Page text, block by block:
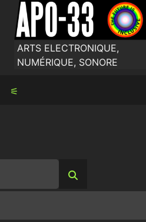
ARTS ELECTRONIQUE,
NUMÉRIQUE, SONORE
⚟
for: